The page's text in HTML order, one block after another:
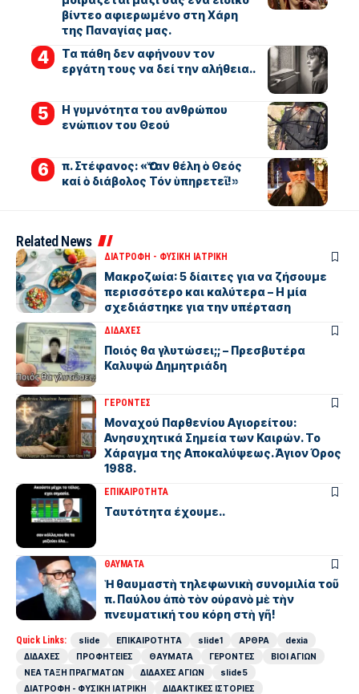
βίντεο αφιερωμένο στη Χάρη
της Παναγίας μας.
Τα πάθη δεν αφήνουν τον
εργάτη τους να δεί την αλήθεια..
Η γυμνότητα του ανθρώπου
ενώπιον του Θεού
π. Στέφανος: «Ὅταν θέλη ὁ Θεός
καί ὁ διάβολος Τόν ὑπηρετεῖ!»
Related News
ΔΙΑΤΡΟΦΗ - ΦΥΣΙΚΗ ΙΑΤΡΙΚΗ
Μακροζωία: 5 δίαιτες για να ζήσουμε
περισσότερο και καλύτερα – Η μία
σχεδιάστηκε για την υπέρταση
ΔΙΔΑΧΕΣ
Ποιός θα γλυτώσει;; – Πρεσβυτέρα
Καλυψώ Δημητριάδη
ΓΕΡΟΝΤΕΣ
Μοναχού Παρθενίου Αγιορείτου:
Ανησυχητικά Σημεία των Καιρών. Το
Χάραγμα της Αποκαλύψεως. Άγιον Όρος
1988.
ΕΠΙΚΑΙΡΟΤΗΤΑ
Ταυτότητα έχουμε..
ΘΑΥΜΑΤΑ
Ἡ θαυμαστὴ τηλεφωνικὴ συνομιλία τοῦ
π. Παύλου ἀπὸ τὸν οὐρανὸ μὲ τὴν
πνευματική του κόρη στὴ γῆ!
Quick Links: slide ΕΠΙΚΑΙΡΟΤΗΤΑ slide1 ΑΡΘΡΑ
dexia
ΔΙΔΑΧΕΣ
ΠΡΟΦΗΤΕΙΕΣ ΘΑΥΜΑΤΑ ΓΕΡΟΝΤΕΣ
ΒΙΟΙ ΑΓΙΩΝ
ΝΕΑ ΤΑΞΗ ΠΡΑΓΜΑΤΩΝ
ΔΙΔΑΧΕΣ ΑΓΙΩΝ
slide5
ΔΙΑΤΡΟΦΗ - ΦΥΣΙΚΗ ΙΑΤΡΙΚΗ
ΔΙΔΑΚΤΙΚΕΣ ΙΣΤΟΡΙΕΣ